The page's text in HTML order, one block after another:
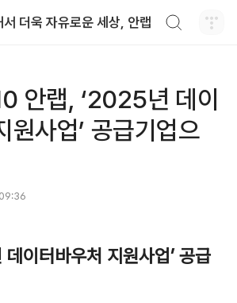
서 더욱 자유로운 세상, 안랩
안랩, ‘2025년 데이
원사업’ 공급기업으
데이터바우처 지원사업’ 공급